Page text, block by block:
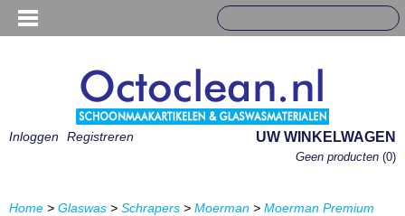
Inloggen Registreren UW WINKELWAGEN
Geen producten (0)
Home > Glaswas > Schrapers > Moerman > Moerman Premium